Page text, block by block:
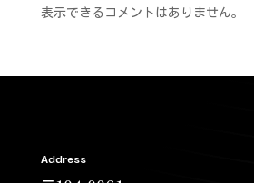
表示できるコメントはありません。
Address